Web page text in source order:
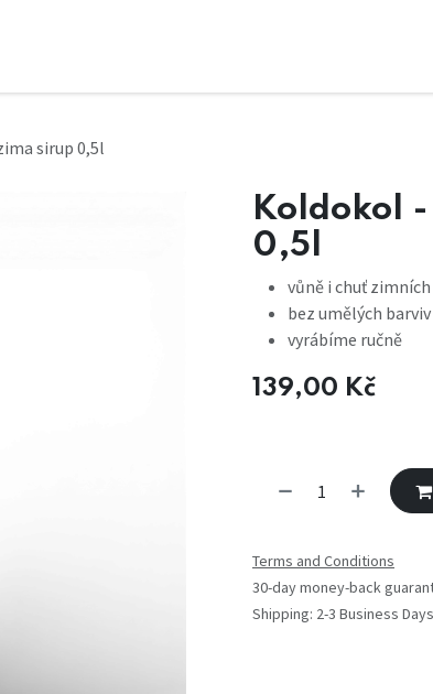
sirup 0,5l
Koldokol
0,5l
vůně i chuť
bez umělých
vyrábíme ručně
139,00 Kč
Terms and Conditions
30-day money-back
Shipping: 2-3 Business Days